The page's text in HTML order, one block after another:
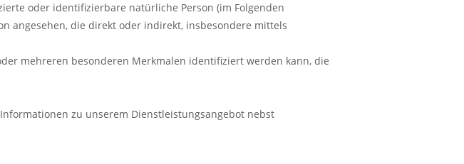
oder identifizierbare natürliche Person (im Folgenden
angesehen, die direkt oder indirekt, insbesondere mittels
mehreren besonderen Merkmalen identifiziert werden kann, die
zu unserem Dienstleistungsangebot nebst